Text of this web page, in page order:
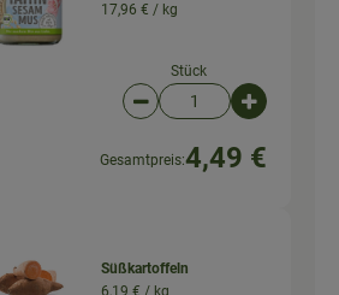
17,96 € / kg
Stück
Artikelanzahl
Gesamtpreis:4,49 €
Süßkartoffeln
6,19 € / kg